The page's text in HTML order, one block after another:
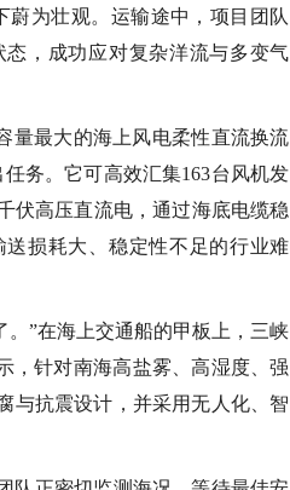
蔚为壮观。运输途中，项目团队
，成功应对复杂洋流与多变气
量最大的海上风电柔性直流换流
务。它可高效汇集163台风机发
伏高压直流电，通过海底电缆稳
损耗大、稳定性不足的行业难
”在海上交通船的甲板上，三峡
，针对南海高盐雾、高湿度、强
与抗震设计，并采用无人化、智